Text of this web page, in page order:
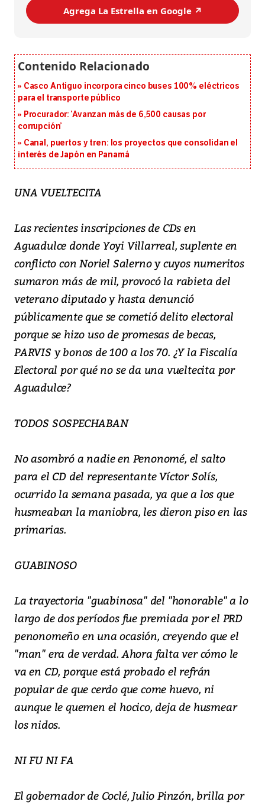
Agrega La Estrella en Google ↗️
Casco Antiguo incorpora cinco buses 100% eléctricos
para el transporte público
Procurador: ‘Avanzan más de 6,500 causas por
corrupción’
Canal, puertos y tren: los proyectos que consolidan el
interés de Japón en Panamá
UNA VUELTECITA
Las recientes inscripciones de CDs en
Aguadulce donde Yoyi Villarreal, suplente en
conflicto con Noriel Salerno y cuyos numeritos
sumaron más de mil, provocó la rabieta del
veterano diputado y hasta denunció
públicamente que se cometió delito electoral
porque se hizo uso de promesas de becas,
PARVIS y bonos de 100 a los 70. ¿Y la Fiscalía
Electoral por qué no se da una vueltecita por
Aguadulce?
TODOS SOSPECHABAN
No asombró a nadie en Penonomé, el salto
para el CD del representante Víctor Solís,
ocurrido la semana pasada, ya que a los que
husmeaban la maniobra, les dieron piso en las
primarias.
GUABINOSO
La trayectoria "guabinosa" del "honorable" a lo
largo de dos períodos fue premiada por el PRD
penonomeño en una ocasión, creyendo que el
"man" era de verdad. Ahora falta ver cómo le
va en CD, porque está probado el refrán
popular de que cerdo que come huevo, ni
aunque le quemen el hocico, deja de husmear
los nidos.
NI FU NI FA
El gobernador de Coclé, Julio Pinzón, brilla por